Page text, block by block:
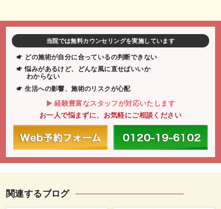
当院では無料カウンセリングを実施しています
どの施術が自分に合っているの判断できない
悩みがあるけど、どんな風に直せばいいか
わからない
生活への影響、施術のリスクが心配
経験豊富なスタッフが対応いたします
お一人で悩まずに、お気軽にご相談ください
関連するブログ